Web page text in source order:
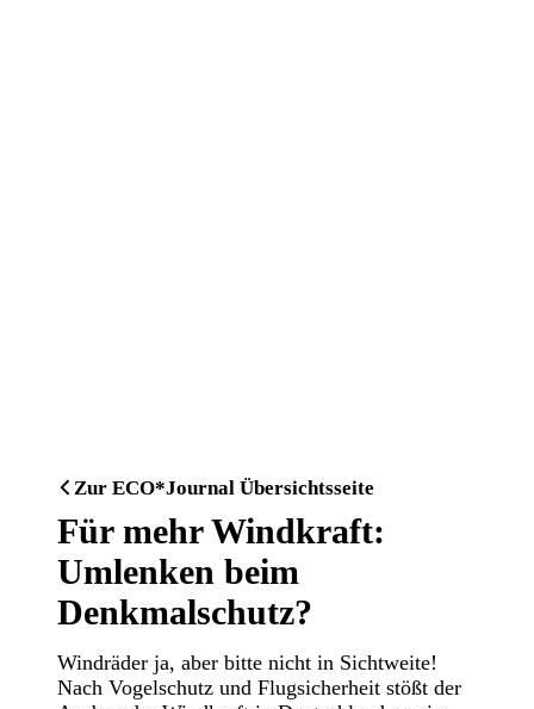
Zur ECO*Journal Übersichtsseite
Für mehr Windkraft:
Umlenken beim
Denkmalschutz?
Windräder ja, aber bitte nicht in Sichtweite!
Nach Vogelschutz und Flugsicherheit stößt der